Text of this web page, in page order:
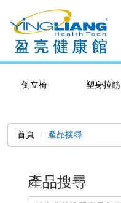
倒立椅
塑身拉筋
首頁 產品搜尋
產品搜尋